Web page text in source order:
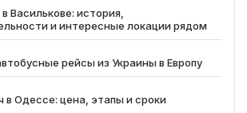
Василькове: история,
и интересные локации рядом
рейсы из Украины в Европу
в Одессе: цена, этапы и сроки